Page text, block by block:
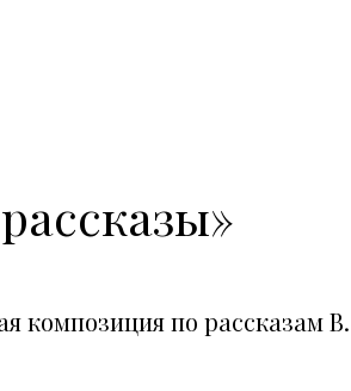
композиция по рассказам